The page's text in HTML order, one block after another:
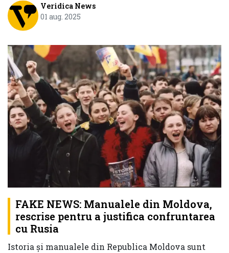
Veridica News
01 aug. 2025
FAKE NEWS: Manualele din Moldova,
rescrise pentru a justifica confruntarea
cu Rusia
Istoria și manualele din Republica Moldova sunt